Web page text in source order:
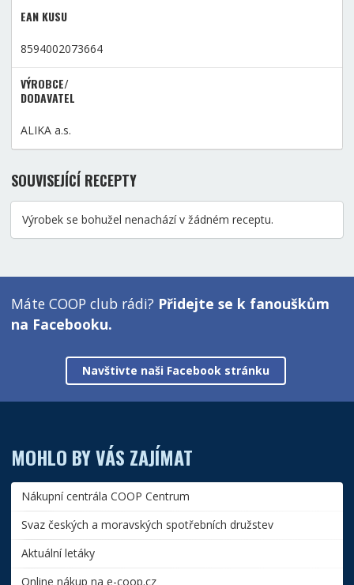
EAN KUSU
8594002073664
VÝROBCE/
DODAVATEL
ALIKA a.s.
SOUVISEJÍCÍ RECEPTY
Výrobek se bohužel nenachází v žádném receptu.
Máte COOP club rádi? Přidejte se k fanouškům
na Facebooku.
Navštivte naši Facebook stránku
MOHLO BY VÁS ZAJÍMAT
Nákupní centrála COOP Centrum
Svaz českých a moravských spotřebních družstev
Aktuální letáky
Online nákup na e-coop.cz